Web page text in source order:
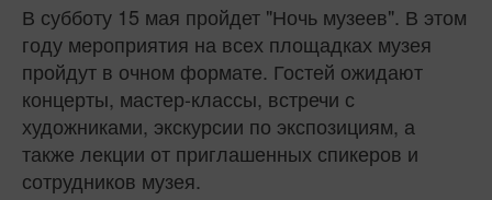
В субботу 15 мая пройдет "Ночь музеев". В этом
году мероприятия на всех площадках музея
пройдут в очном формате. Гостей ожидают
концерты, мастер-классы, встречи с
художниками, экскурсии по экспозициям, а
также лекции от приглашенных спикеров и
сотрудников музея.